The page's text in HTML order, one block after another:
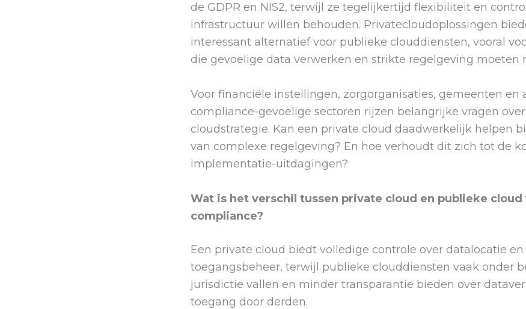
de GDPR en NIS2, terwijl ze tegelijkertijd flexibiliteit en
infrastructuur willen behouden. Privatecloudoplossingen
interessant alternatief voor publieke clouddiensten, vooral
die gevoelige data verwerken en strikte regelgeving moeten
Voor financiële instellingen, zorgorganisaties, gemeenten en
compliance-gevoelige sectoren rijzen belangrijke vragen
cloudstrategie. Kan een private cloud daadwerkelijk helpen
van complexe regelgeving? En hoe verhoudt dit zich tot de
implementatie-uitdagingen?
Wat is het verschil tussen private cloud en publieke cloud
compliance?
Een private cloud biedt volledige controle over datalocatie en
toegangsbeheer, terwijl publieke clouddiensten vaak onder
jurisdictie vallen en minder transparantie bieden over
toegang door derden.